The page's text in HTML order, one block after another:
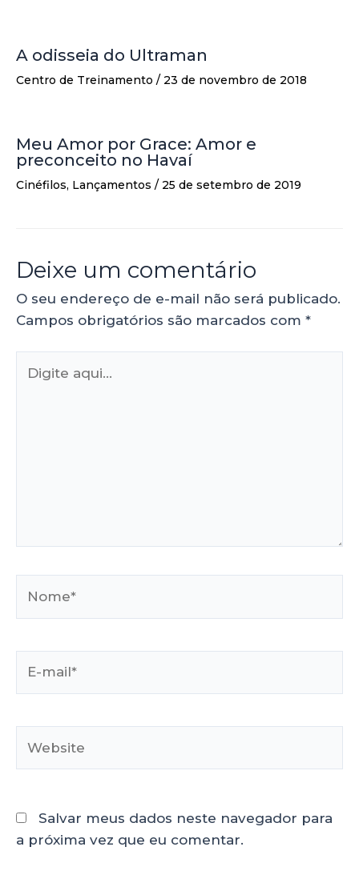
A odisseia do Ultraman
Centro de Treinamento / 23 de novembro de 2018
Meu Amor por Grace: Amor e
preconceito no Havaí
Cinéfilos, Lançamentos / 25 de setembro de 2019
Deixe um comentário
O seu endereço de e-mail não será publicado.
Campos obrigatórios são marcados com *
Salvar meus dados neste navegador para
a próxima vez que eu comentar.